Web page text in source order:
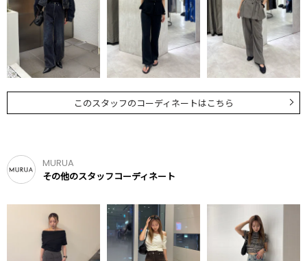
このスタッフのコーディネートはこちら
MURUA
その他のスタッフコーディネート